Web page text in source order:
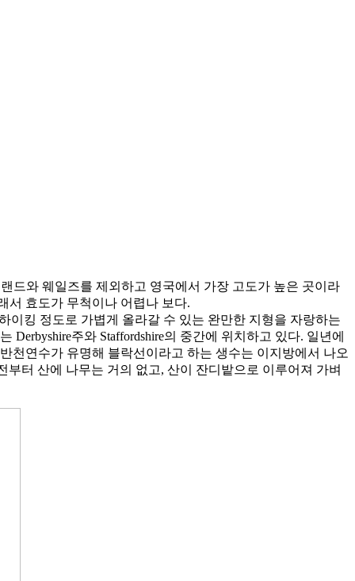
드와 웨일즈를 제외하고 영국에서 가장 고도가 높은 곳이라
서 효도가 무척이나 어렵나 보다.
이킹 정도로 가볍게 올라갈 수 있는 완만한 지형을 자랑하는
주와 Staffordshire의 중간에 위치하고 있다. 일년에
천연수가 유명해 블락선이라고 하는 생수는 이지방에서 나오
터 산에 나무는 거의 없고, 산이 잔디밭으로 이루어져 가벼